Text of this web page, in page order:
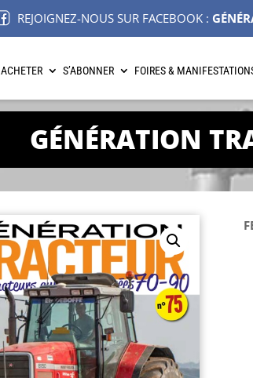
REJOIGNEZ-NOUS SUR FACEBOOK :
ACHETER S’ABONNER FOIRES &
GÉNÉRATION